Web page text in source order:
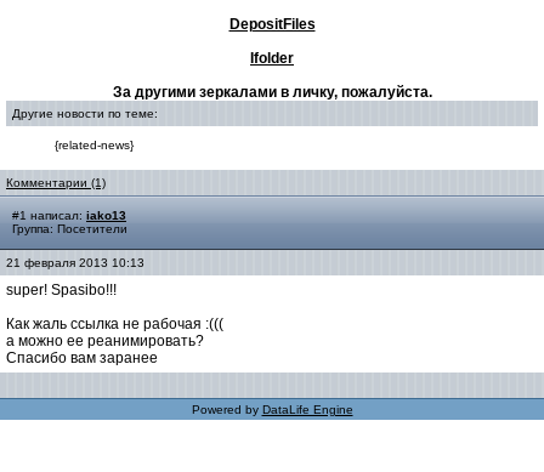
DepositFiles
Ifolder
За другими зеркалами в личку, пожалуйста.
Другие новости по теме:
{related-news}
Комментарии (1)
#1 написал: iako13
Группа: Посетители
21 февраля 2013 10:13
super! Spasibo!!!
Как жаль ссылка не рабочая :(((
а можно ее реанимировать?
Спасибо вам заранее
Powered by DataLife Engine